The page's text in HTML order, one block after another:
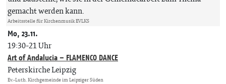
gemacht werden kann.
Arbeitsstelle für Kirchenmusik EVLKS
Mo, 23.11.
19:30-21 Uhr
Art of Andalucia – FLAMENCO DANCE
Peterskirche Leipzig
Ev.-Luth. Kirchgemeinde im Leipziger Süden